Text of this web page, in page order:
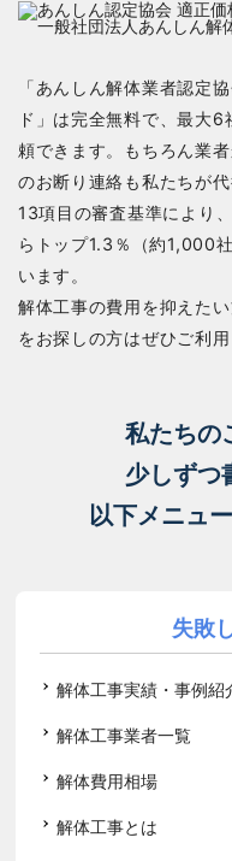
「あんしん解体業者認定
ド」は完全無料で、最大
頼できます。もちろん業
のお断り連絡も私たちが代
13項目の審査基準により
らトップ1.3％（約1,000
います。
解体工事の費用を抑えた
をお探しの方はぜひご利用
私たちの
少しずつ
以下メニュ
失敗
解体工事実績・事例紹
解体工事業者一覧
解体費用相場
解体工事とは